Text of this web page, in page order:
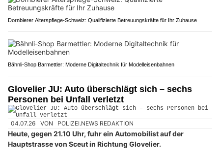
Dornbierer Alterspflege-Schweiz: Qualifizierte Betreuungskräfte für Ihr Zuhause
Bähnli-Shop Barmettler: Moderne Digitaltechnik für Modelleisenbahnen
Glovelier JU: Auto überschlägt sich – sechs
Personen bei Unfall verletzt
04.07.26 VON POLIZEI.NEWS REDAKTION
Heute, gegen 21.10 Uhr, fuhr ein Automobilist auf der
Hauptstrasse von Sceut in Richtung Glovelier.